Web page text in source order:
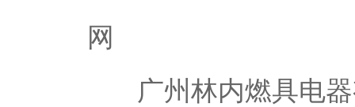
网
广州林内燃具电